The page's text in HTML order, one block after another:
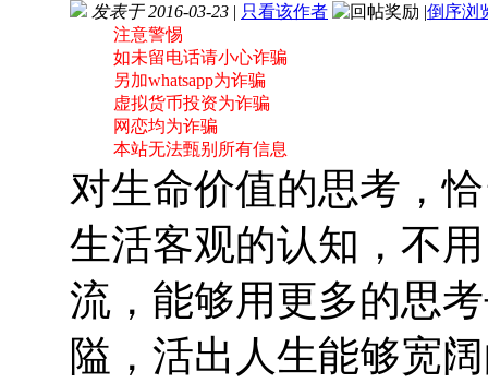
发表于 2016-03-23 | 只看该作者 |倒序浏
注意警惕
如未留电话请小心诈骗
另加whatsapp为诈骗
虚拟货币投资为诈骗
网恋均为诈骗
本站无法甄别所有信息
对生命价值的思考，
生活客观的认知，不
流，能够用更多的思
隘，活出人生能够宽